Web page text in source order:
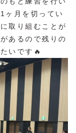
ヶ月を切ってい
取り組むことが
あるので残りの
いです🔥